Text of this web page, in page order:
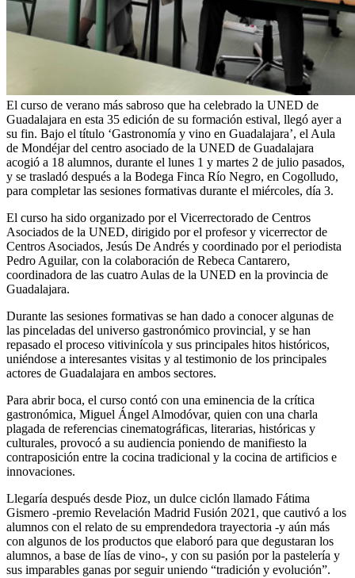
El curso de verano más sabroso que ha celebrado la UNED de
Guadalajara en esta 35 edición de su formación estival, llegó ayer a
su fin. Bajo el título ‘Gastronomía y vino en Guadalajara’, el Aula
de Mondéjar del centro asociado de la UNED de Guadalajara
acogió a 18 alumnos, durante el lunes 1 y martes 2 de julio pasados,
y se trasladó después a la Bodega Finca Río Negro, en Cogolludo,
para completar las sesiones formativas durante el miércoles, día 3.
El curso ha sido organizado por el Vicerrectorado de Centros
Asociados de la UNED, dirigido por el profesor y vicerrector de
Centros Asociados, Jesús De Andrés y coordinado por el periodista
Pedro Aguilar, con la colaboración de Rebeca Cantarero,
coordinadora de las cuatro Aulas de la UNED en la provincia de
Guadalajara.
Durante las sesiones formativas se han dado a conocer algunas de
las pinceladas del universo gastronómico provincial, y se han
repasado el proceso vitivinícola y sus principales hitos históricos,
uniéndose a interesantes visitas y al testimonio de los principales
actores de Guadalajara en ambos sectores.
Para abrir boca, el curso contó con una eminencia de la crítica
gastronómica, Miguel Ángel Almodóvar, quien con una charla
plagada de referencias cinematográficas, literarias, históricas y
culturales, provocó a su audiencia poniendo de manifiesto la
contraposición entre la cocina tradicional y la cocina de artificios e
innovaciones.
Llegaría después desde Pioz, un dulce ciclón llamado Fátima
Gismero -premio Revelación Madrid Fusión 2021, que cautivó a los
alumnos con el relato de su emprendedora trayectoria -y aún más
con algunos de los productos que elaboró para que degustaran los
alumnos, a base de lías de vino-, y con su pasión por la pastelería y
sus imparables ganas por seguir uniendo “tradición y evolución”.